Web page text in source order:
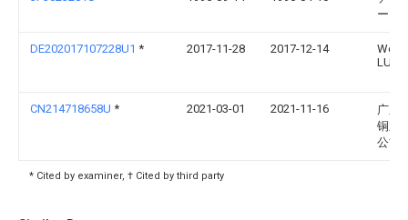
ー チ
DE202017107228U1 * 2017-11-28 2017-12-14
LUO
CN214718658U * 2021-03-01 2021-11-16
广东
铜业
公司
* Cited by examiner, † Cited by third party